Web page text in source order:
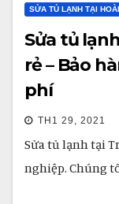
SỬA TỦ LẠNH TẠI
Sửa tủ
rẻ – Bảo
phí
TH1 29, 2021
Sửa tủ lạnh tại
nghiệp. Chúng